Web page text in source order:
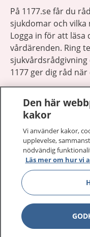
På 1177.se får du
sjukdomar och
Logga in för att
vårdärenden. Ring
1177 ger dig råd
1177 på flera språk
Om 1177
Kontakt
Behandling av
Den här
kakor
Vi använder kakor,
upplevelse,
nödvändig
Läs mer om hur vi